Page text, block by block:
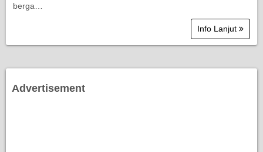
berga…
Info Lanjut
Advertisement